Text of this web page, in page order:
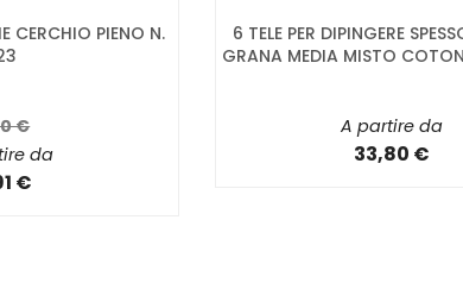
CERCHIO PIENO N.
€
da
€
6 TELE PER DIPINGERE
GRANA MEDIA MISTO
A partire da
33,80 €